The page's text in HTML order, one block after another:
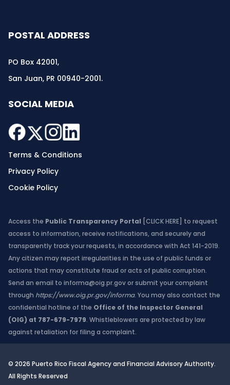
POSTAL ADDRESS
PO Box 42001,
San Juan, PR 00940-2001.
SOCIAL MEDIA
Terms & Conditions
Privacy Policy
Cookie Policy
Access the Public Transparency Portal [CLICK HERE] to request
access to information, receive notifications, and securely and
transparently track your requests, in accordance with Act 141-2019.
Any citizen may report irregularities in the use of public funds or
actions that may constitute fraud or acts of public corruption.
Send an email to informa@oig.pr.govor submit your complaint
through https://www.oig.pr.gov/informa. You may also contact the
confidential hotline of the Office of the Inspector General
(OIG) at 787-679-7979. Whistleblowers are protected by law
against retaliation for filing a complaint.
© 2026 Puerto Rico Fiscal Agency and Financial Advisory Authority.
All Rights Reserved